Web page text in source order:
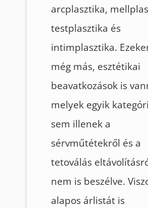
arcplasztika,
testplasztika és
intimplasztika.
még más, esztétikai
beavatkozások is
melyek egyik
sem illenek a
sérvműtétekről és a
tetoválás
nem is beszélve.
alapos árlistát is